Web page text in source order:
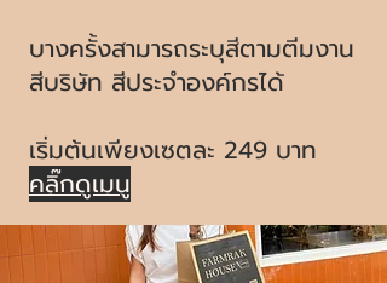
บางครั้งสามารถระบุสีตามตีมงาน
สีบริษัท สีประจำองค์กรได้
เริ่มต้นเพียงเซตละ 249 บาท
คลิ๊กดูเมนู